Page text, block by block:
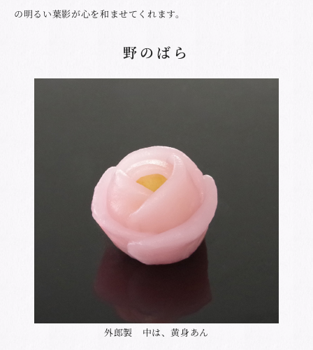
の明るい葉影が心を和ませてくれます。
野のばら
外郎製 中は、黄身あん